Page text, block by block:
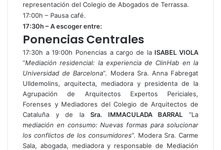
representación del Colegio de Abogados de Terrassa.
17:00h – Pausa café.
17:30h – A escoger entre:
Ponencias Centrales
17:30h a 19:00h Ponencias a cargo de la ISABEL VIOLA
“Mediación residencial: la experiencia de ClinHab en la
Universidad de Barcelona”. Modera Sra. Anna Fabregat
Ulldemolins, arquitecta, mediadora y presidenta de la
Agrupación de Arquitectos Expertos Periciales,
Forenses y Mediadores del Colegio de Arquitectos de
Cataluña y de laSra. IMMACULADA BARRAL “La
mediación en consumo: Nuevas formas para solucionar
los conflictos de los consumidores”. Modera Sra. Carme
Sala, abogada, mediadora y responsable de Mediación